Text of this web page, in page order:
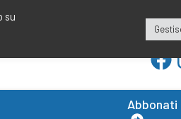
redazione@calciobresciano.it
Abbonati
su